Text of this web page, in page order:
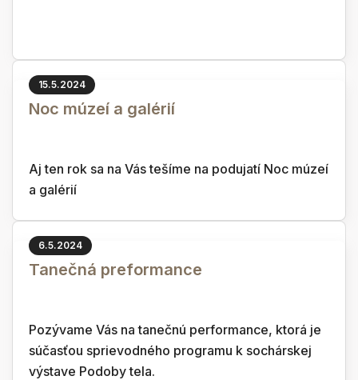
15.5.2024
Noc múzeí a galérií
Aj ten rok sa na Vás tešíme na podujatí Noc múzeí
a galérií
6.5.2024
Tanečná preformance
Pozývame Vás na tanečnú performance, ktorá je
súčasťou sprievodného programu k sochárskej
výstave Podoby tela.